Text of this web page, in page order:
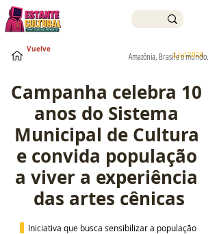
1 jul 2026
Amazônia, Brasil e o mundo.
Vuelve
Campanha celebra 10
anos do Sistema
Municipal de Cultura
e convida população
a viver a experiência
das artes cênicas
Iniciativa que busca sensibilizar a população